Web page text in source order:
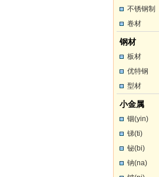
不锈钢制
品
卷材
钢材
板材
优特钢
型材
小金属
铟(yin)
锑(ti)
铋(bi)
钠(na)